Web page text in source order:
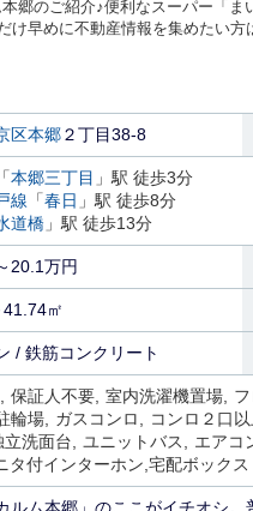
郷のご紹介♪便利なスーパー「
け早めに不動産情報を集めたい
区本郷２丁目38-8
「本郷三丁目 」駅 徒歩3分
線 「春日 」駅 徒歩8分
道橋 」駅 徒歩13分
20.1万円
㎡
/ 鉄筋コンクリート
保証人不要 室内洗濯機置場
輪場 ガスコンロ コンロ２口以
立洗面台 ユニットバス エアコ
タ付インターホン 宅配ボックス